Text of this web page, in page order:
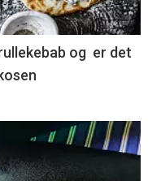
og er det